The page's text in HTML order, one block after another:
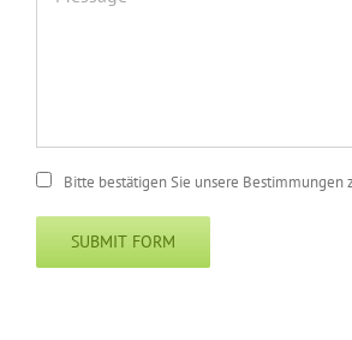
Bitte bestätigen Sie unsere Bestimmungen